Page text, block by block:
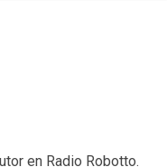
en Radio Robotto.